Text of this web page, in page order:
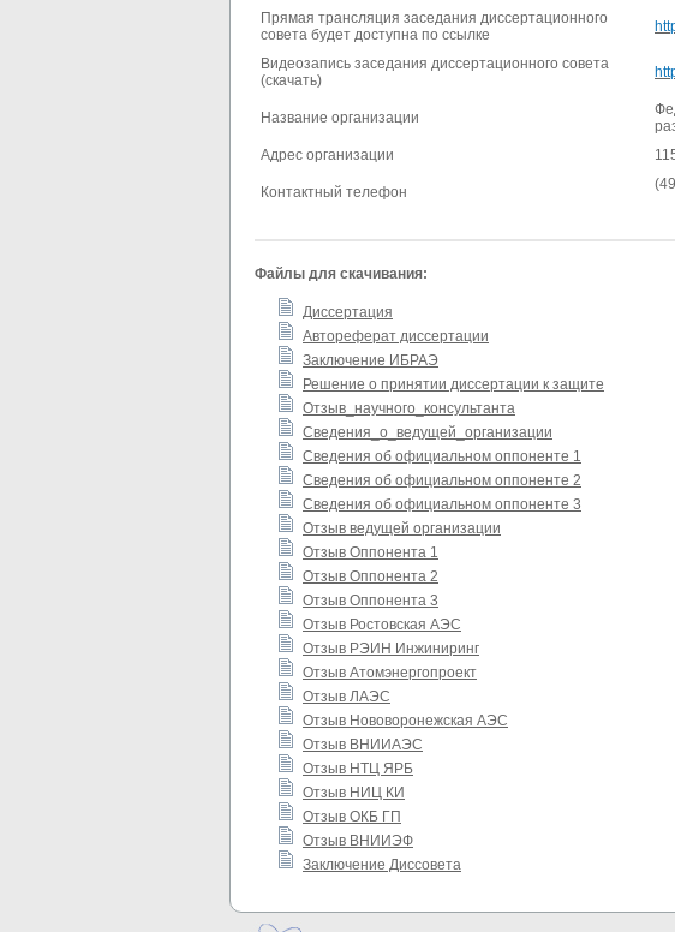
Прямая трансляция заседания диссертационного
совета будет доступна по ссылке
Видеозапись заседания диссертационного совета
(скачать)
Название организации
Адрес организации
Контактный телефон
Файлы для скачивания:
Диссертация
Автореферат диссертации
Заключение ИБРАЭ
Решение о принятии диссертации к защите
Отзыв_научного_консультанта
Сведения_о_ведущей_организации
Сведения об официальном оппоненте 1
Сведения об официальном оппоненте 2
Сведения об официальном оппоненте 3
Отзыв ведущей организации
Отзыв Оппонента 1
Отзыв Оппонента 2
Отзыв Оппонента 3
Отзыв Ростовская АЭС
Отзыв РЭИН Инжиниринг
Отзыв Атомэнергопроект
Отзыв ЛАЭС
Отзыв Нововоронежская АЭС
Отзыв ВНИИАЭС
Отзыв НТЦ ЯРБ
Отзыв НИЦ КИ
Отзыв ОКБ ГП
Отзыв ВНИИЭФ
Заключение Диссовета